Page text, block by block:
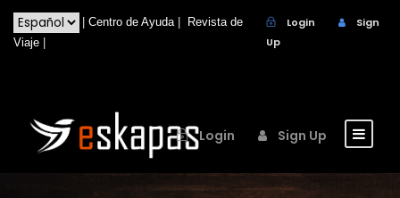
Centro de Ayuda|
Revista de
Viaje
Login
Sign
Up
Login Sign Up